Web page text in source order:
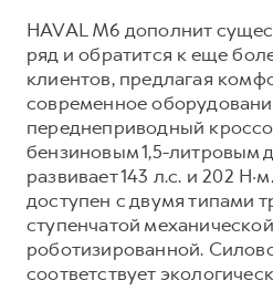
POER
от 3 449 000 ₽
Система управления
Сервис для
HAVAL Лизинг
АКСЕССУАРЫ HAVAL
Автомобильные
Коллекция CITY
Подписки
АКСЕССУАРЫ HAVAL
Автомобильные
Коллекция CITY
Коллекция Базовая
Коллекция Детская
HAVAL M6 дополнит
ряд и обратится к еще
клиентов, предлагая
современное
переднеприводный
бензиновым 1,5-литровым
развивает 143 л.с. и 202
доступен с двумя типами
ступенчатой
роботизированной.
соответствует